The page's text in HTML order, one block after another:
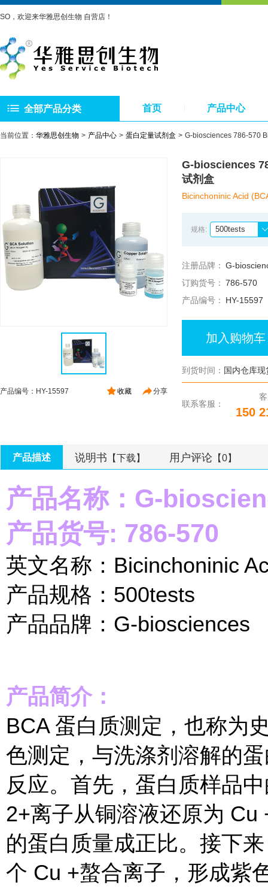
SO，欢迎来华雅思创生物 自营店！
全部产品分类 首页 产品中心
当前位置： 华雅思创生物 产品中心 蛋白定量试剂盒 G-biosciences 786-570
分享
收藏
产品编号：HY-15597
G-biosciences
试剂盒
Bicinchoninic Acid
规格: 500tests
注册品牌： G-
订购货号： 786-570
产品编号：
HY-15597
加入购物车
到货时间： 国内仓库
联系客服：
150
产品描述 说明书 【下载】 用户评论 【0】
产品名称：G-
产品货号: 786-570
英文名称：Bicinchoninic
产品规格：500tests
产品品牌：G-biosciences
产品简介：
BCA 蛋白质测定，也称为
色测定，与洗涤剂溶解的
反应。首先，蛋白质样品
2+离子从铜溶液还原为
的蛋白质量成正比。接下
个 Cu +螯合离子，形成紫